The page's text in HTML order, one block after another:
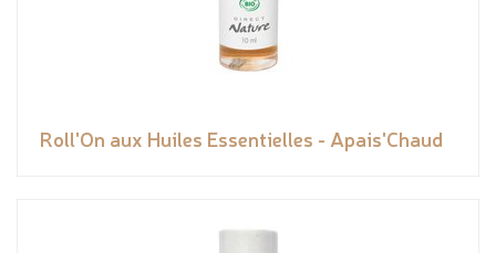
Roll'On aux Huiles Essentielles - Apais'Chaud